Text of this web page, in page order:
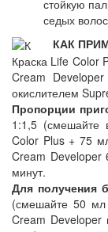
стойкую
седых
КАК
Краска Life Color
Cream
окислителем
Пропорции
1:1,5 (смешайте
Color Plus + 75
Cream
минут.
Для получения
(смешайте 50
Cream Developer